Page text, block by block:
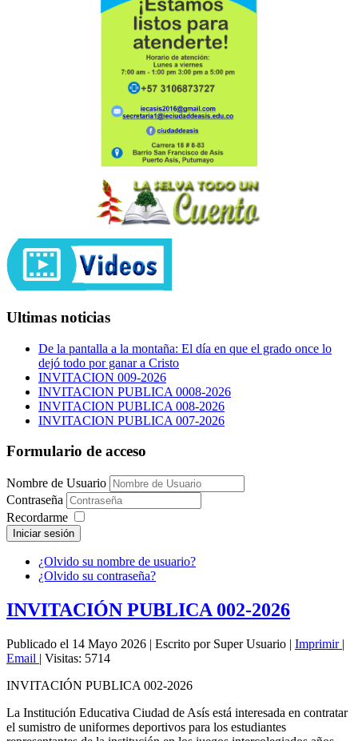
Ultimas noticias
De la pantalla a la montaña: El día en que el grado once lo
dejó todo por ganar a Cristo
INVITACION 009-2026
INVITACION PUBLICA 0008-2026
INVITACION PUBLICA 008-2026
INVITACION PUBLICA 007-2026
Formulario de acceso
Nombre de Usuario
Contraseña
Recordarme
Iniciar sesión
¿Olvido su nombre de usuario?
¿Olvido su contraseña?
INVITACIÓN PUBLICA 002-2026
Publicado el 14 Mayo 2026 | Escrito por Super Usuario | Imprimir |
Email | Visitas: 5714
INVITACIÓN PUBLICA 002-2026
La Institución Educativa Ciudad de Asís está interesada en contratar
el sumistro de uniformes deportivos para los estudiantes